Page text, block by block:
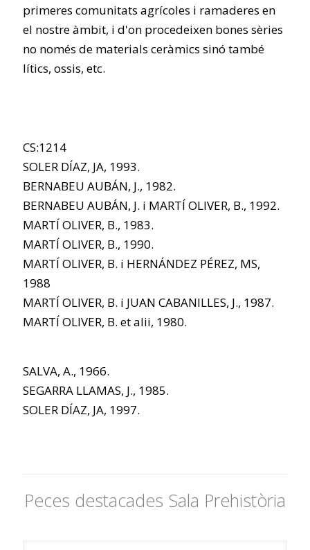
primeres comunitats agrícoles i ramaderes en
el nostre àmbit, i d'on procedeixen bones sèries
no només de materials ceràmics sinó també
lítics, ossis, etc.
CS:1214
SOLER DÍAZ, JA, 1993.
BERNABEU AUBÁN, J., 1982.
BERNABEU AUBÁN, J. i MARTÍ OLIVER, B., 1992.
MARTÍ OLIVER, B., 1983.
MARTÍ OLIVER, B., 1990.
MARTÍ OLIVER, B. i HERNÁNDEZ PÉREZ, MS,
1988
MARTÍ OLIVER, B. i JUAN CABANILLES, J., 1987.
MARTÍ OLIVER, B. et alii, 1980.
SALVA, A., 1966.
SEGARRA LLAMAS, J., 1985.
SOLER DÍAZ, JA, 1997.
Peces destacades Sala Prehistòria